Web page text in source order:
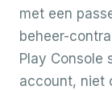
met een
beheer-
Play Console
account, niet